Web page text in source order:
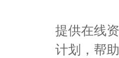
提供在线
计划，帮